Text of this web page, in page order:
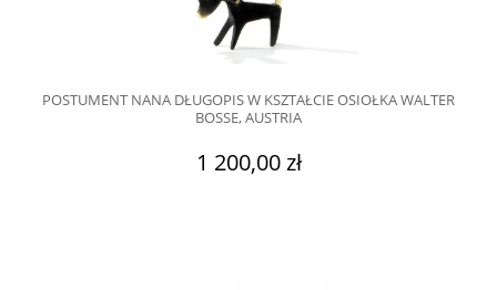
POSTUMENT NANA DŁUGOPIS W KSZTAŁCIE OSIOŁKA WALTER
BOSSE, AUSTRIA
1 200,00 zł